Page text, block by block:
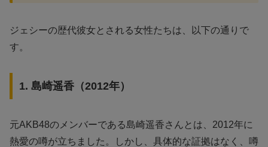
ジェシーの歴代彼女とされる女性たちは、以下の通りで
す。
1. 島崎遥香（2012年）
元AKB48のメンバーである島崎遥香さんとは、2012年に
熱愛の噂が立ちました。しかし、具体的な証拠はなく、噂